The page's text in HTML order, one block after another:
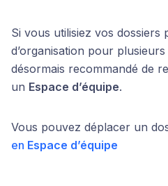
Si vous utilisiez vos
d’organisation pour
désormais recommandé de
un Espace d’équipe.
Vous pouvez déplacer un
en Espace d’équipe